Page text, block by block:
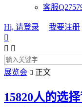
客服
Hi, 请登录 我要注册

 
展览会  正文
15820人的选